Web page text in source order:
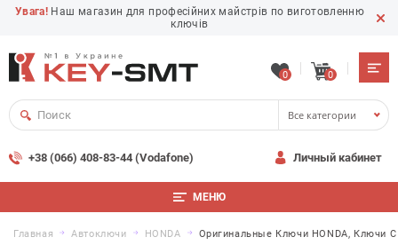
Увага! Наш магазин для професійних майстрів по виготовленню
ключів
0 0
Все категории
+38 (066) 408-83-44 (Vodafone) Личный кабинет
МЕНЮ
Главная Автоключи HONDA Оригинальные Ключи HONDA, Ключи